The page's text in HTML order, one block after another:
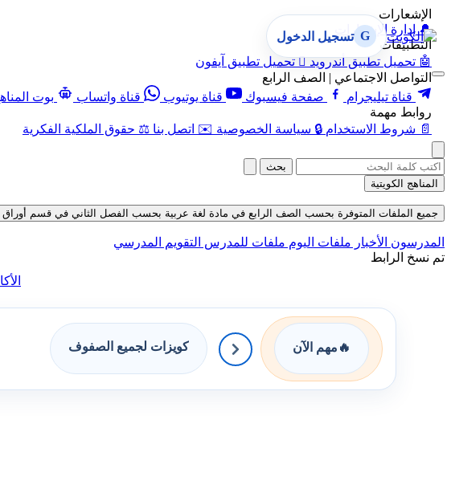
الإشعارات
🔔 إدارة الإشعارات
التطبيقات
🤖 تحميل تطبيق أندرويد  تحميل تطبيق آيفون
التواصل الاجتماعي | الصف الرابع
قناة تيليجرام
صفحة فيسبوك قناة يوتيوب قناة واتساب
بوت
روابط مهمة
📄 شروط الاستخدام 🔒 سياسة الخصوصية ✉️ اتصل بنا ⚖️ حقوق الملكية الفكرية
G تسجيل الدخول
بحث
المناهج الكويتية
جميع الملفات المتوفرة بحسب الصف الرابع في مادة لغة عربية بحسب الفصل الثاني في قسم أوراق عمل حتى
المدرسون الأخبار ملفات اليوم ملفات للمدرس التقويم المدرسي
تم نسخ الرابط
🔥 مهم الآن كويزات لجميع الصفوف